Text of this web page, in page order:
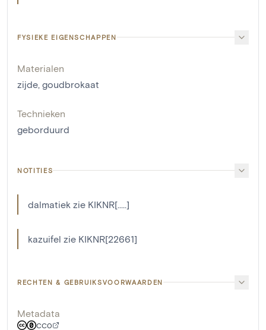
FYSIEKE EIGENSCHAPPEN
Materialen
zijde goudbrokaat
Technieken
geborduurd
NOTITIES
dalmatiek zie KIKNR[.....]
kazuifel zie KIKNR[22661]
RECHTEN & GEBRUIKSVOORWAARDEN
Metadata
CC0